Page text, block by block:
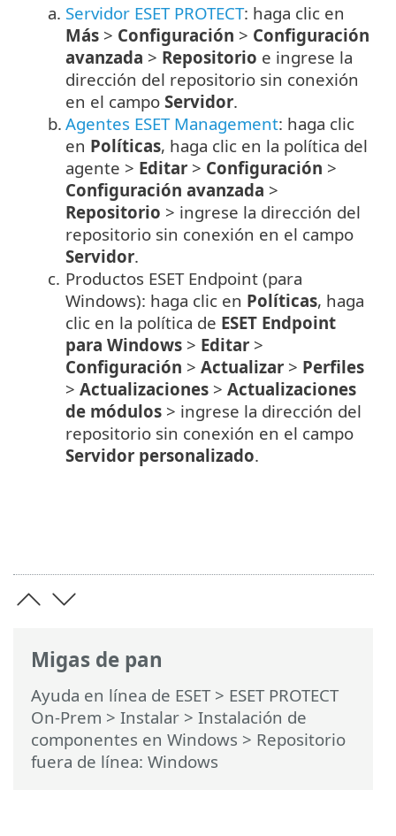
Migas de pan
Ayuda en línea de ESET> ESET PROTECT
On-Prem > Instalar > Instalación de
componentes en Windows > Repositorio
fuera de línea: Windows
a. Servidor ESET PROTECT: haga clic en
Más > Configuración > Configuración
avanzada > Repositorio e ingrese la
dirección del repositorio sin conexión
en el campo Servidor.
b. Agentes ESET Management: haga clic
en Políticas, haga clic en la política del
agente > Editar > Configuración >
Configuración avanzada >
Repositorio > ingrese la dirección del
repositorio sin conexión en el campo
Servidor.
c. Productos ESET Endpoint (para
Windows): haga clic en Políticas, haga
clic en la política de ESET Endpoint
para Windows > Editar >
Configuración > Actualizar > Perfiles
> Actualizaciones > Actualizaciones
de módulos > ingrese la dirección del
repositorio sin conexión en el campo
Servidor personalizado.